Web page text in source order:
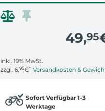
49,95
inkl. 19% MwSt.
zzgl. 6,95€* Versandkosten &
Sofort Verfügbar 1-3
Werktage